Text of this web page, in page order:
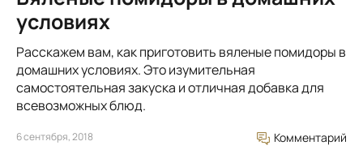
условиях
Расскажем вам, как приготовить вяленые помидоры в
домашних условиях. Это изумительная
самостоятельная закуска и отличная добавка для
всевозможных блюд.
6 сентября, 2018 Комментарий